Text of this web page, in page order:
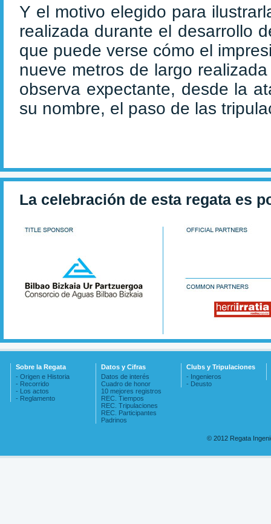
Y el motivo elegido para
realizada durante el desarrollo
que puede verse cómo el
nueve metros de largo
observa expectante, desde la
su nombre, el paso de las
La celebración de esta regata es
Sobre la Regata
- Origen e Historia
- Recorrido
- Los actos
- Reglamento
Datos y Cifras
Datos de interés
Cuadro de honor
10 mejores registros
REC. Tiempos
REC. Tripulaciones
REC. Participantes
Padrinos
Clubs y Tripulaciones
- Ingenieros
- Deusto
© 2012 Regata